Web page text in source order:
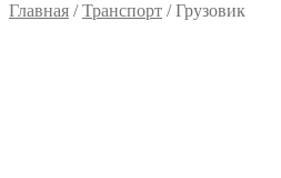
Главная /Транспорт /Грузовик